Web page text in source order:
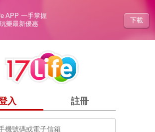
APP 一手掌握
樂最新優惠
下載
入 註冊